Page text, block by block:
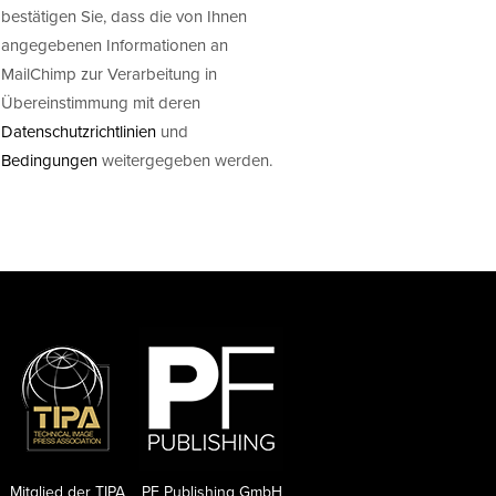
bestätigen Sie, dass die von Ihnen
angegebenen Informationen an
MailChimp zur Verarbeitung in
Übereinstimmung mit deren
Datenschutzrichtlinien und
Bedingungenweitergegeben werden.
PF Publishing GmbH
Mitglied der TIPA